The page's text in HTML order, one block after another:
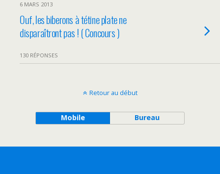
6 MARS 2013
Ouf, les biberons à tétine plate ne
disparaîtront pas ! ( Concours )
130 RÉPONSES
Retour au début
Mobile Bureau